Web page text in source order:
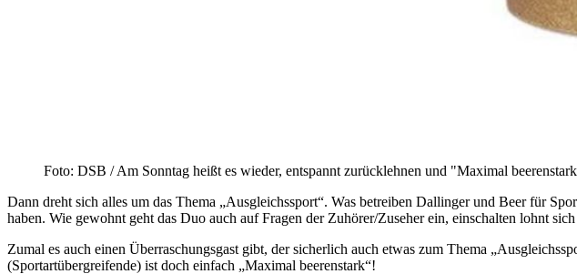
Foto: DSB / Am Sonntag heißt es wieder, entspannt zurücklehnen und "Maximal
Dann dreht sich alles um das Thema „Ausgleichssport“. Was betreiben Dallinger und Beer für
haben. Wie gewohnt geht das Duo auch auf Fragen der Zuhörer/Zuseher ein, einschalten lohnt
Zumal es auch einen Überraschungsgast gibt, der sicherlich auch etwas zum Thema
(Sportartübergreifende) ist doch einfach „Maximal beerenstark“!